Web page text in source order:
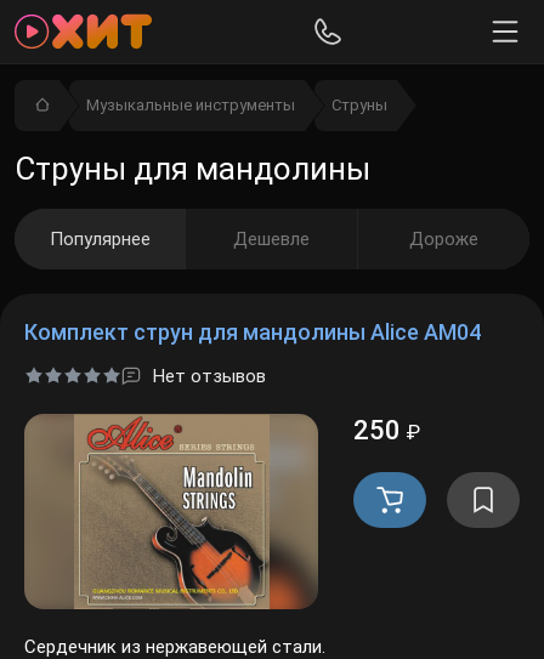
Музыкальные инструменты Струны
Струны для мандолины
Популярнее Дешевле Дороже
Комплект струн для мандолины Alice AM04
Нет отзывов
250 ₽
Сердечник из нержавеющей стали.